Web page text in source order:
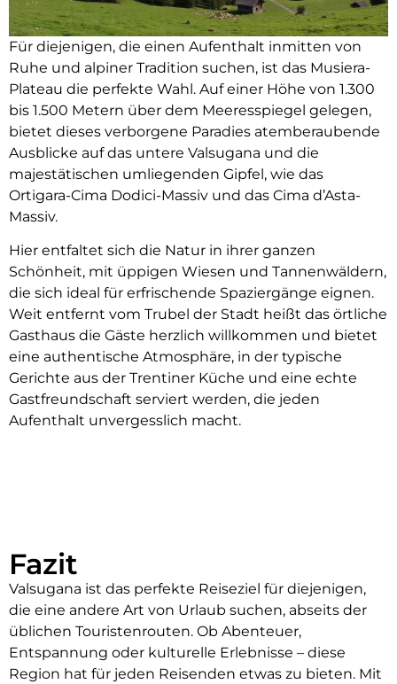
Für diejenigen, die einen Aufenthalt inmitten von
Ruhe und alpiner Tradition suchen, ist das Musiera-
Plateau die perfekte Wahl. Auf einer Höhe von 1.300
bis 1.500 Metern über dem Meeresspiegel gelegen,
bietet dieses verborgene Paradies atemberaubende
Ausblicke auf das untere Valsugana und die
majestätischen umliegenden Gipfel, wie das
Ortigara-Cima Dodici-Massiv und das Cima d’Asta-
Massiv.
Hier entfaltet sich die Natur in ihrer ganzen
Schönheit, mit üppigen Wiesen und Tannenwäldern,
die sich ideal für erfrischende Spaziergänge eignen.
Weit entfernt vom Trubel der Stadt heißt das örtliche
Gasthaus die Gäste herzlich willkommen und bietet
eine authentische Atmosphäre, in der typische
Gerichte aus der Trentiner Küche und eine echte
Gastfreundschaft serviert werden, die jeden
Aufenthalt unvergesslich macht.
Fazit
Valsugana ist das perfekte Reiseziel für diejenigen,
die eine andere Art von Urlaub suchen, abseits der
üblichen Touristenrouten. Ob Abenteuer,
Entspannung oder kulturelle Erlebnisse – diese
Region hat für jeden Reisenden etwas zu bieten. Mit